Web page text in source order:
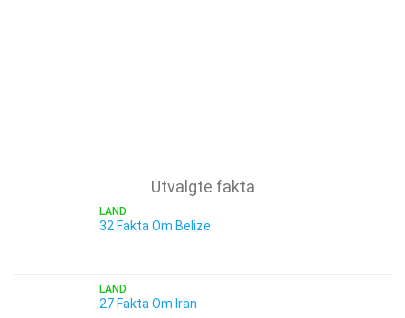
Utvalgte fakta
LAND
32 Fakta Om Belize
LAND
27 Fakta Om Iran